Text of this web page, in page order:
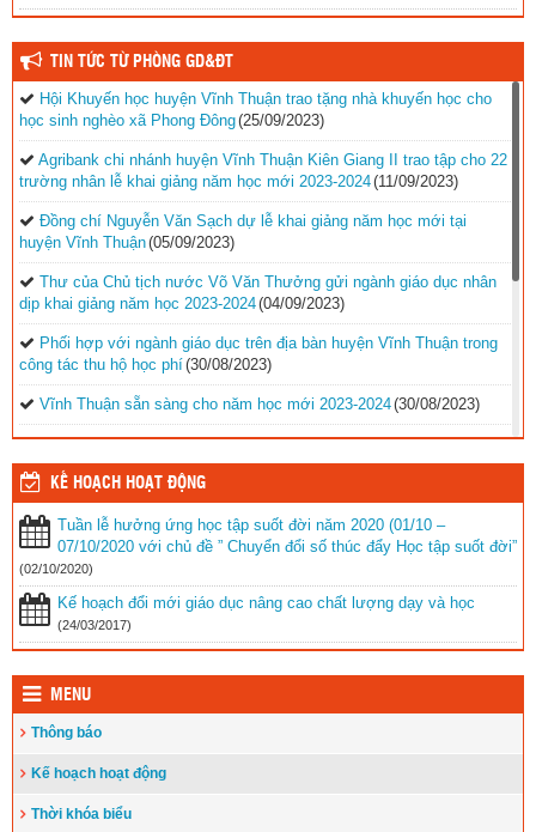
TIN TỨC TỪ PHÒNG GD&ĐT
Hội Khuyến học huyện Vĩnh Thuận trao tặng nhà khuyến học cho
học sinh nghèo xã Phong Đông(25/09/2023)
Agribank chi nhánh huyện Vĩnh Thuận Kiên Giang II trao tập cho 22
trường nhân lễ khai giảng năm học mới 2023-2024(11/09/2023)
Đồng chí Nguyễn Văn Sạch dự lễ khai giảng năm học mới tại
huyện Vĩnh Thuận(05/09/2023)
Thư của Chủ tịch nước Võ Văn Thưởng gửi ngành giáo dục nhân
dịp khai giảng năm học 2023-2024(04/09/2023)
Phối hợp với ngành giáo dục trên địa bàn huyện Vĩnh Thuận trong
công tác thu hộ học phí(30/08/2023)
Vĩnh Thuận sẵn sàng cho năm học mới 2023-2024(30/08/2023)
Tổng kết năm học 2022-2023 và triển khai phương hướng, nhiệm
vụ trọng tâm năm học 2023-2024(30/08/2023)
Trao 20 suất quà cho học sinh có hoàn cảnh khó khăn trước thềm
năm học mới (25/08/2023)
Toà án nhân dân tỉnh Kiên Giang tặng Quỹ khuyến học huyện Vĩnh
Thuận trước thềm năm học 2023-2024 (15/08/2023)
Đẩy nhanh tiến độ thi công “Công trình xây nhà khuyến học năm
2023” tặng học sinh nghèo vượt khó học giỏi hiện chưa có nhà
KẾ HOẠCH HOẠT ĐỘNG
Tuần lễ hưởng ứng học tập suốt đời năm 2020 (01/10 –
07/10/2020 với chủ đề ” Chuyển đổi số thúc đẩy Học tập suốt đời”
(02/10/2020)
Kế hoạch đổi mới giáo dục nâng cao chất lượng dạy và học
(24/03/2017)
MENU
Thông báo
Kế hoạch hoạt động
Thời khóa biểu